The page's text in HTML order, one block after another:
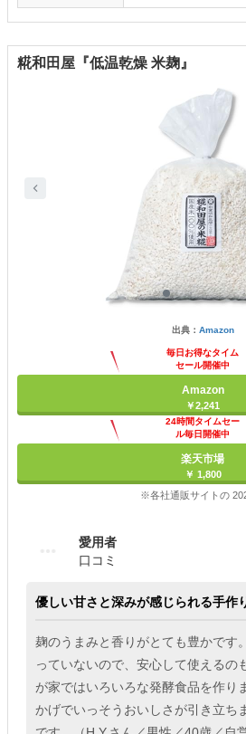
糀和田屋『低温乾燥 米麹』
出典： Amazon
毎日お得なタイム
セール開催中
Amazon
￥2,241
24時間タイムセー
ル毎日開催中
楽天市場
￥ 1,800
※各社通販サイトの
愛用者
口コミ
優しい甘さと深みが感じられる手作
麹のうまみと香りがとても豊かです
っていないので、安心して使えるの
が家ではいろいろな発酵食品を作り
かげでいっそうおいしさが引き立ち